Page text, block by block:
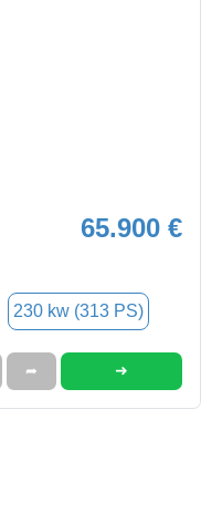
65.900 €
230 kw (313 PS)
➦ ➜